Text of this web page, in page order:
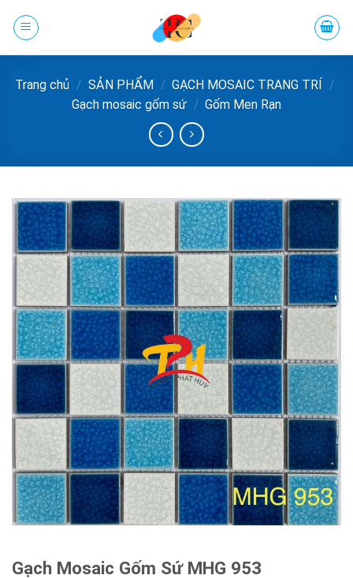
đến
dungTrang chủ / SẢN PHẨM / GẠCH MOSAIC TRANG TRÍ /
Gạch mosaic gốm sứ / Gốm Men Rạn
Gạch Mosaic Gốm Sứ MHG 953